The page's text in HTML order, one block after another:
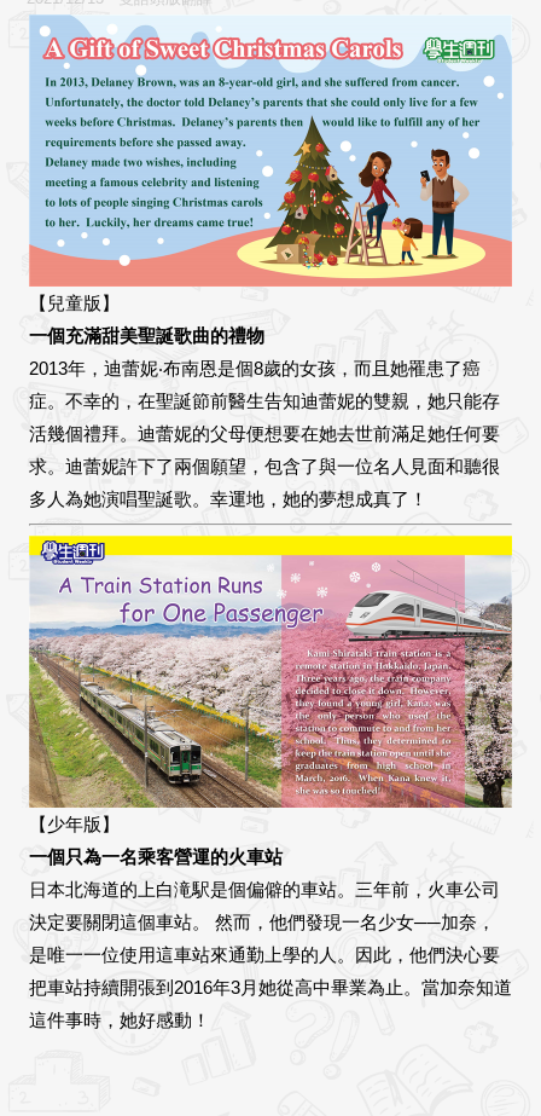
【兒童版】
一個充滿甜美聖誕歌曲的禮物
2013年，迪蕾妮‧布南恩是個8歲的女孩，而且她罹患了癌
症。不幸的，在聖誕節前醫生告知迪蕾妮的雙親，她只能存
活幾個禮拜。迪蕾妮的父母便想要在她去世前滿足她任何要
求。迪蕾妮許下了兩個願望，包含了與一位名人見面和聽很
多人為她演唱聖誕歌。幸運地，她的夢想成真了！
【少年版】
一個只為一名乘客營運的火車站
日本北海道的上白滝駅是個偏僻的車站。三年前，火車公司
決定要關閉這個車站。 然而，他們發現一名少女──加奈，
是唯一一位使用這車站來通勤上學的人。因此，他們決心要
把車站持續開張到2016年3月她從高中畢業為止。當加奈知道
這件事時，她好感動！